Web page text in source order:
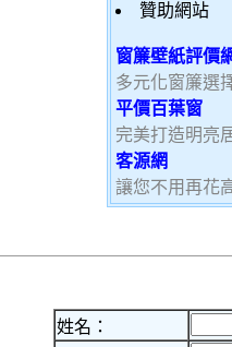
贊助網站
窗簾壁紙評價
多元化窗簾選
平價百葉窗
完美打造明亮
客源網
讓您不用再花
姓名：